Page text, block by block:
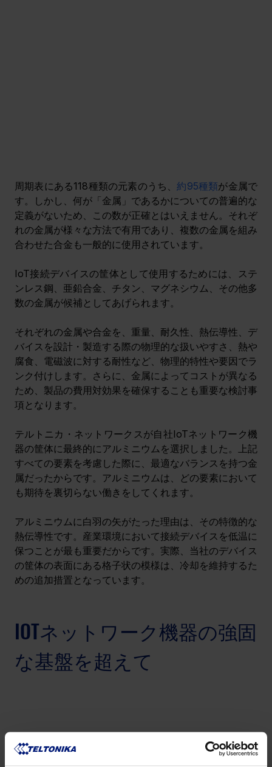
周期表にある118種類の元素のうち、約95種類が金属で
す。しかし、何が「金属」であるかについての普遍的な
定義がないため、この数が正確とはいえません。それぞ
れの金属が様々な方法で有用であり、複数の金属を組み
合わせた合金も一般的に使用されています。
IoT接続デバイスの筐体として使用するためには、ステ
ンレス鋼、亜鉛合金、チタン、マグネシウム、その他多
数の金属が候補としてあげられます。
それぞれの金属や合金を、重量、耐久性、熱伝導性、デ
バイスを設計・製造する際の物理的な扱いやすさ、熱や
腐食、電磁波に対する耐性など、物理的特性や要因でラ
ンク付けします。さらに、金属によってコストが異なる
ため、製品の費用対効果を確保することも重要な検討事
項となります。
テルトニカ・ネットワークスが自社IoTネットワーク機
器の筐体に最終的にアルミニウムを選択しました。上記
すべての要素を考慮した際に、最適なバランスを持つ金
属だったからです。アルミニウムは、どの要素において
も期待を裏切らない働きをしてくれます。
アルミニウムに白羽の矢がたった理由は、その特徴的な
熱伝導性です。産業環境において接続デバイスを低温に
保つことが最も重要だからです。実際、当社のデバイス
の筐体の表面にある格子状の模様は、冷却を維持するた
めの追加措置となっています。
IOTネットワーク機器の強固
な基盤を超えて